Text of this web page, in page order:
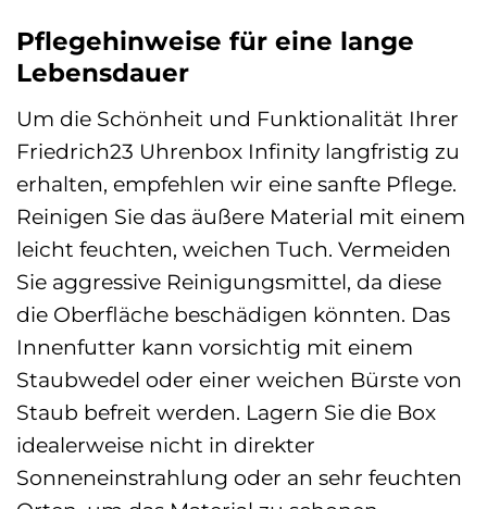
Pflegehinweise für eine lange
Lebensdauer
Um die Schönheit und Funktionalität Ihrer
Friedrich23 Uhrenbox Infinity langfristig zu
erhalten, empfehlen wir eine sanfte Pflege.
Reinigen Sie das äußere Material mit einem
leicht feuchten, weichen Tuch. Vermeiden
Sie aggressive Reinigungsmittel, da diese
die Oberfläche beschädigen könnten. Das
Innenfutter kann vorsichtig mit einem
Staubwedel oder einer weichen Bürste von
Staub befreit werden. Lagern Sie die Box
idealerweise nicht in direkter
Sonneneinstrahlung oder an sehr feuchten